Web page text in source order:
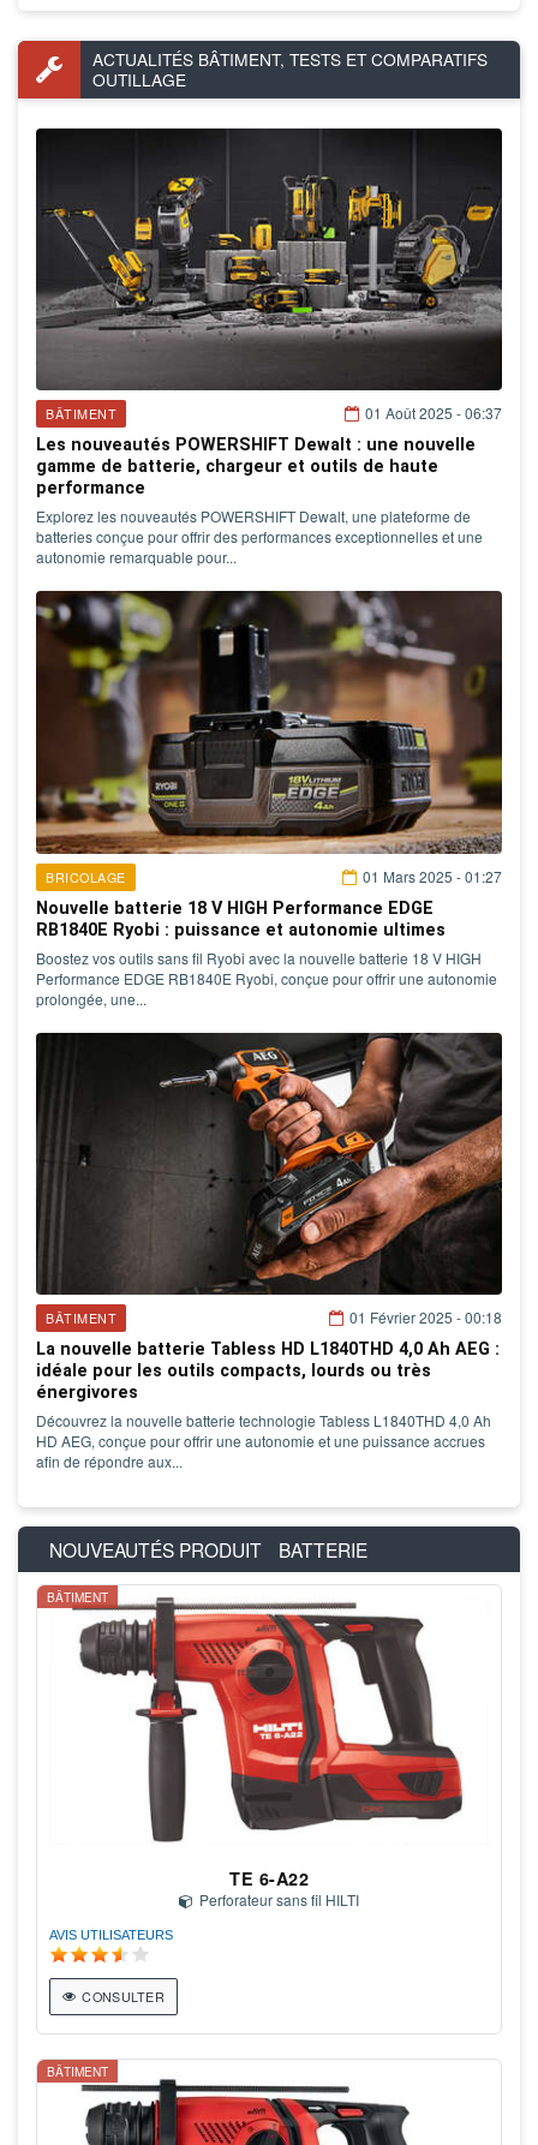
ACTUALITÉS BÂTIMENT, TESTS ET COMPARATIFS
OUTILLAGE
BÂTIMENT
01 Août 2025 - 06:37
Les nouveautés POWERSHIFT Dewalt : une nouvelle
gamme de batterie, chargeur et outils de haute
performance
Explorez les nouveautés POWERSHIFT Dewalt, une plateforme de
batteries conçue pour offrir des performances exceptionnelles et une
autonomie remarquable pour...
BRICOLAGE
01 Mars 2025 - 01:27
Nouvelle batterie 18 V HIGH Performance EDGE
RB1840E Ryobi : puissance et autonomie ultimes
Boostez vos outils sans fil Ryobi avec la nouvelle batterie 18 V HIGH
Performance EDGE RB1840E Ryobi, conçue pour offrir une autonomie
prolongée, une...
BÂTIMENT
01 Février 2025 - 00:18
La nouvelle batterie Tabless HD L1840THD 4,0 Ah AEG :
idéale pour les outils compacts, lourds ou très
énergivores
Découvrez la nouvelle batterie technologie Tabless L1840THD 4,0 Ah
HD AEG, conçue pour offrir une autonomie et une puissance accrues
afin de répondre aux...
NOUVEAUTÉS PRODUIT BATTERIE
BÂTIMENT
TE 6-A22
Perforateur sans fil HILTI
AVIS UTILISATEURS
CONSULTER
BÂTIMENT